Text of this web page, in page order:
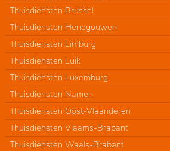
Thuisdiensten Brussel
Thuisdiensten Henegouwen
Thuisdiensten Limburg
Thuisdiensten Luik
Thuisdiensten Luxemburg
Thuisdiensten Namen
Thuisdiensten Oost-Vlaanderen
Thuisdiensten Vlaams-Brabant
Thuisdiensten Waals-Brabant